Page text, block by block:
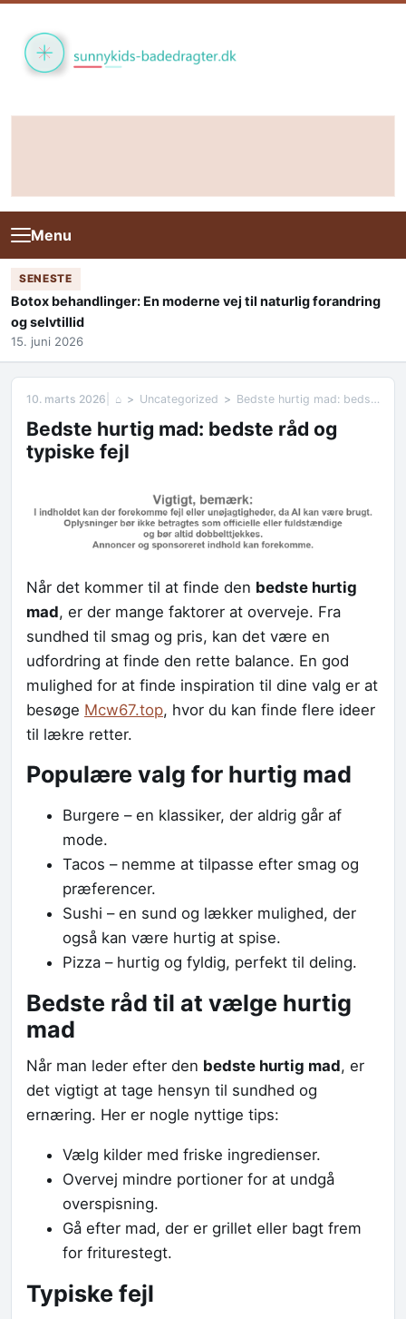
Menu
SENESTE
Botox behandlinger: En moderne vej til naturlig forandring
og selvtillid
15. juni 2026
10. marts 2026 ⌂ Uncategorized Bedste hurtig mad: bedste råd og typiske fejl
Bedste hurtig mad: bedste råd og
typiske fejl
Når det kommer til at finde den bedste hurtig
mad, er der mange faktorer at overveje. Fra
sundhed til smag og pris, kan det være en
udfordring at finde den rette balance. En god
mulighed for at finde inspiration til dine valg er at
besøge Mcw67.top, hvor du kan finde flere ideer
til lækre retter.
Populære valg for hurtig mad
Burgere – en klassiker, der aldrig går af
mode.
Tacos – nemme at tilpasse efter smag og
præferencer.
Sushi – en sund og lækker mulighed, der
også kan være hurtig at spise.
Pizza – hurtig og fyldig, perfekt til deling.
Bedste råd til at vælge hurtig
mad
Når man leder efter den bedste hurtig mad, er
det vigtigt at tage hensyn til sundhed og
ernæring. Her er nogle nyttige tips:
Vælg kilder med friske ingredienser.
Overvej mindre portioner for at undgå
overspisning.
Gå efter mad, der er grillet eller bagt frem
for friturestegt.
Typiske fejl